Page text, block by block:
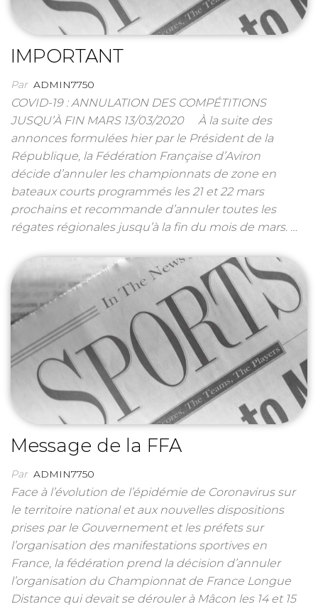
IMPORTANT
Par ADMIN7750
COVID-19 : ANNULATION DES COMPÉTITIONS
JUSQU’À FIN MARS 13/03/2020 À la suite des
annonces formulées hier par le Président de la
République, la Fédération Française d’Aviron
décide d’annuler les championnats de zone en
bateaux courts programmés les 21 et 22 mars
prochains et recommande d’annuler toutes les
régates régionales jusqu’à la fin du mois de mars. …
Message de la FFA
Par ADMIN7750
Face à l’évolution de l’épidémie de Coronavirus sur
le territoire national et aux nouvelles dispositions
prises par le Gouvernement et les préfets sur
l’organisation des manifestations sportives en
France, la fédération prend la décision d’annuler
l’organisation du Championnat de France Longue
Distance qui devait se dérouler à Mâcon les 14 et 15